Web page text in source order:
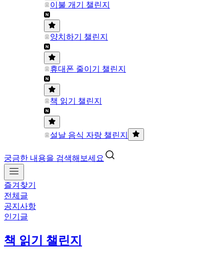
이불 개기 챌린지
양치하기 챌린지
휴대폰 줄이기 챌린지
책 읽기 챌린지
설날 음식 자랑 챌린지
궁금한 내용을 검색해보세요
즐겨찾기
전체글
공지사항
인기글
책 읽기 챌린지